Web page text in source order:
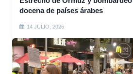
docena de países árabes
14 JULIO, 2026